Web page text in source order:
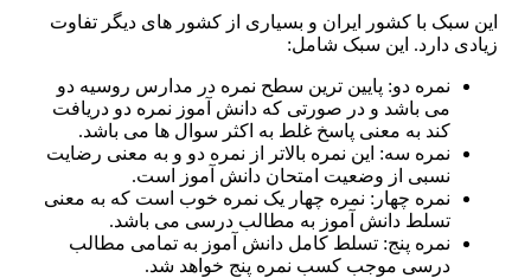
این سبک با کشور ایران و بسیاری از کشور های دیگر تفاوت
زیادی دارد. این سبک شامل:
نمره دو: پایین ترین سطح نمره در مدارس روسیه دو
می باشد و در صورتی که دانش آموز نمره دو دریافت
کند به معنی پاسخ غلط به اکثر سوال ها می باشد.
نمره سه: این نمره بالاتر از نمره دو و به معنی رضایت
نسبی از وضعیت امتحان دانش آموز است.
نمره چهار: نمره چهار یک نمره خوب است که به معنی
تسلط دانش آموز به مطالب درسی می باشد.
نمره پنج: تسلط کامل دانش آموز به تمامی مطالب
درسی موجب کسب نمره پنج خواهد شد.